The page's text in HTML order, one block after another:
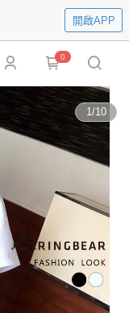
開啟APP
0
1/10